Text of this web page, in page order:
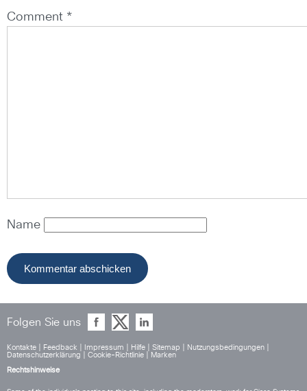
Comment *
Name
Folgen Sie uns
Kontakte Feedback Impressum Hilfe Sitemap Nutzungsbedingungen
Datenschutzerklärung
Cookie-Richtlinie
Marken
Rechtshinweise